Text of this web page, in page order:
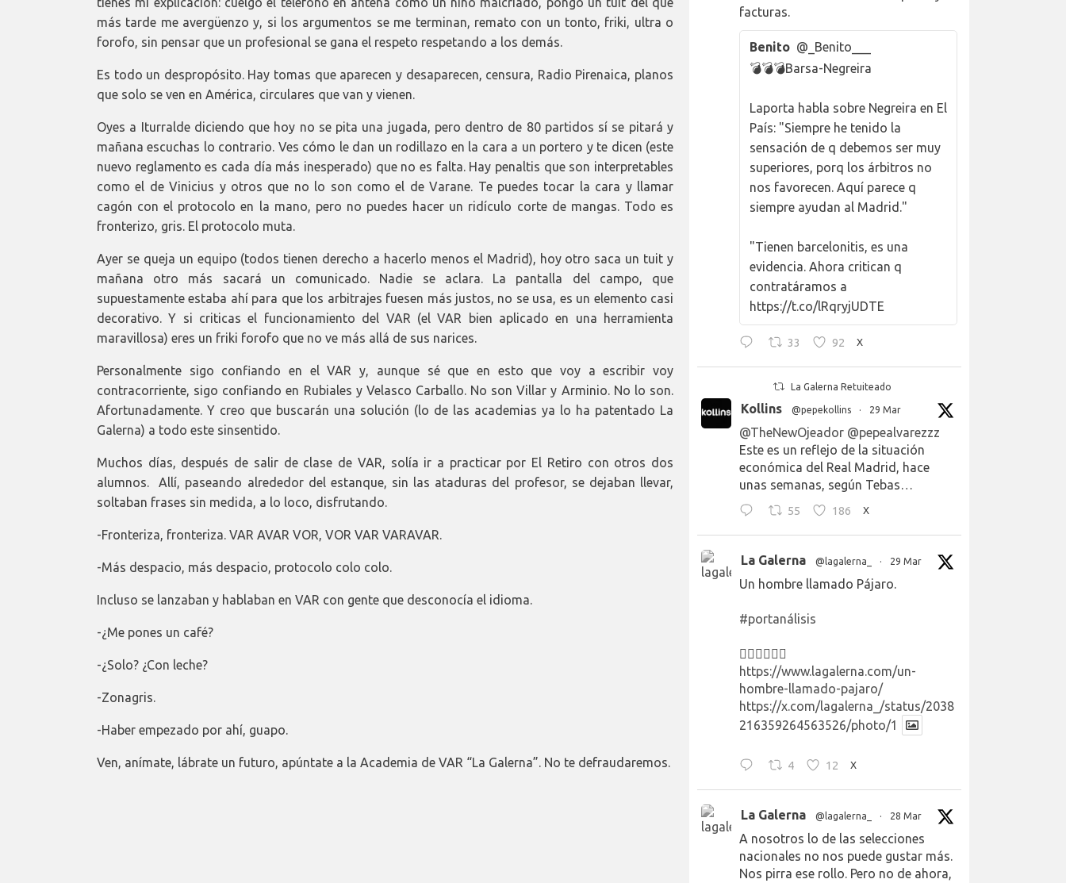
más tarde me avergüenzo y, si los argumentos se me terminan, remato con un tonto, friki, ultra o
forofo, sin pensar que un profesional se gana el respeto respetando a los demás.
Es todo un despropósito. Hay tomas que aparecen y desaparecen, censura, Radio Pirenaica, planos
que solo se ven en América, circulares que van y vienen.
Oyes a Iturralde diciendo que hoy no se pita una jugada, pero dentro de 80 partidos sí se pitará y
mañana escuchas lo contrario. Ves cómo le dan un rodillazo en la cara a un portero y te dicen (este
nuevo reglamento es cada día más inesperado) que no es falta. Hay penaltis que son interpretables
como el de Vinicius y otros que no lo son como el de Varane. Te puedes tocar la cara y llamar
cagón con el protocolo en la mano, pero no puedes hacer un ridículo corte de mangas. Todo es
fronterizo, gris. El protocolo muta.
Ayer se queja un equipo (todos tienen derecho a hacerlo menos el Madrid), hoy otro saca un tuit y
mañana otro más sacará un comunicado. Nadie se aclara. La pantalla del campo, que
supuestamente estaba ahí para que los arbitrajes fuesen más justos, no se usa, es un elemento casi
decorativo. Y si criticas el funcionamiento del VAR (el VAR bien aplicado en una herramienta
maravillosa) eres un friki forofo que no ve más allá de sus narices.
Personalmente sigo confiando en el VAR y, aunque sé que en esto que voy a escribir voy
contracorriente, sigo confiando en Rubiales y Velasco Carballo. No son Villar y Arminio. No lo son.
Afortunadamente. Y creo que buscarán una solución (lo de las academias ya lo ha patentado La
Galerna) a todo este sinsentido.
Muchos días, después de salir de clase de VAR, solía ir a practicar por El Retiro con otros dos
alumnos. Allí, paseando alrededor del estanque, sin las ataduras del profesor, se dejaban llevar,
soltaban frases sin medida, a lo loco, disfrutando.
-Fronteriza, fronteriza. VAR AVAR VOR, VOR VAR VARAVAR.
-Más despacio, más despacio, protocolo colo colo.
Incluso se lanzaban y hablaban en VAR con gente que desconocía el idioma.
-¿Me pones un café?
-¿Solo? ¿Con leche?
-Zonagris.
-Haber empezado por ahí, guapo.
Ven, anímate, lábrate un futuro, apúntate a la Academia de VAR “La Galerna”. No te defraudaremos.
facturas.
Benito @_Benito___
💣💣💣Barsa-Negreira
Laporta habla sobre Negreira en El
País: "Siempre he tenido la
sensación de q debemos ser muy
superiores, porq los árbitros no
nos favorecen. Aquí parece q
siempre ayudan al Madrid."
"Tienen barcelonitis, es una
evidencia. Ahora critican q
contratáramos a
https://t.co/lRqryjUDTE
33 92 X
La Galerna Retuiteado
Kollins @pepekollins · 29 Mar
@TheNewOjeador @pepealvarezzz
Este es un reflejo de la situación
económica del Real Madrid, hace
unas semanas, según Tebas…
55 186 X
La Galerna @lagalerna_ · 29 Mar
Un hombre llamado Pájaro.
#portanálisis
👉🏻👉🏻👉🏻
https://www.lagalerna.com/un-
hombre-llamado-pajaro/
https://x.com/lagalerna_/status/2038
216359264563526/photo/1
4 12 X
La Galerna @lagalerna_ · 28 Mar
A nosotros lo de las selecciones
nacionales no nos puede gustar más.
Nos pirra ese rollo. Pero no de ahora,